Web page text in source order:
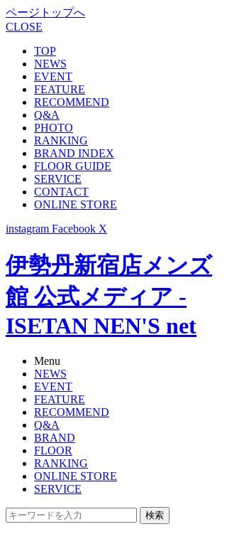
ページトップへ
CLOSE
TOP
NEWS
EVENT
FEATURE
RECOMMEND
Q&A
PHOTO
RANKING
BRAND INDEX
FLOOR GUIDE
SERVICE
CONTACT
ONLINE STORE
instagram Facebook X
伊勢丹新宿店メンズ
館 公式メディア -
ISETAN NEN'S net
Menu
NEWS
EVENT
FEATURE
RECOMMEND
Q&A
BRAND
FLOOR
RANKING
ONLINE STORE
SERVICE
検索